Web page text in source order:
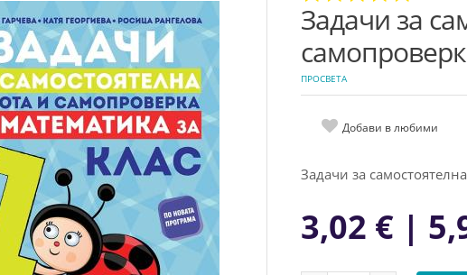
Задачи за
ПРОСВЕТА
Добави в любими
Задачи за
3,02 € |